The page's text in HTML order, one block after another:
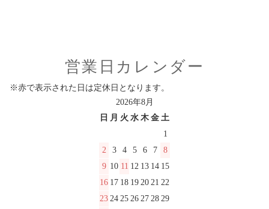
営業日カレンダー
※赤で表示された日は定休日となります。
2026年8月
日 月 火 水 木 金 土
1
2
3 4 5 6 7
8
9 10 11 12 13 14 15
16 17 18 19 20 21 22
23 24 25 26 27 28 29